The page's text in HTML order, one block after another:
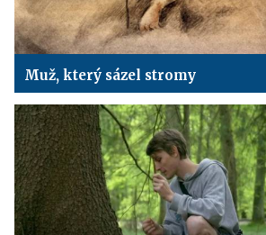
Muž, který sázel stromy